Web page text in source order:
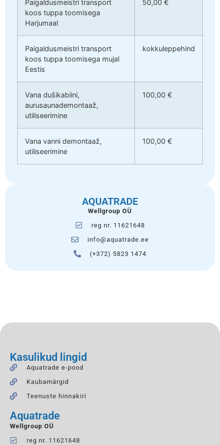
Paigaldusmeistri transport
koos tuppa toomisega
Harjumaal
50,00 €
Paigaldusmeistri transport
koos tuppa toomisega mujal
Eestis
kokkuleppehind
Vana dušikabiini,
aurusaunademontaaž,
utiliseerimine
100,00 €
Vana vanni demontaaž,
utiliseerimine
100,00 €
AQUATRADE
Wellgroup OÜ
reg nr. 11621648
info@aquatrade.ee
(+372) 5823 1474
Kasulikud lingid
Aquatrade e-pood
Kaubamärgid
Teenuste hinnakiri
Aquatrade
Wellgroup OÜ
reg nr. 11621648